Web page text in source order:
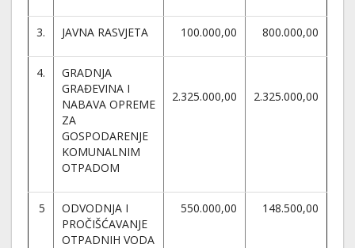
3. JAVNA RASVJETA 100.000,00 800.000,00
4.
GRADNJA
GRAĐEVINA I
NABAVA OPREME
ZA
GOSPODARENJE
KOMUNALNIM
OTPADOM
2.325.000,00 2.325.000,00
5
ODVODNJA I
PROČIŠĆAVANJE
OTPADNIH VODA
550.000,00 148.500,00